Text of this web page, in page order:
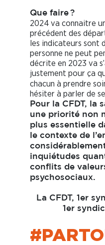
Que faire ?
2024 va connaitre
précédent des
les indicateurs sont
personne ne peut
décrite en 2023 va
justement pour ça
chacun à prendre
hésiter à parler de
Pour la CFDT, la
une priorité non
plus essentielle
le contexte de
inquiétudes
conflits de
psychosociaux.
La CFDT, 1er
1er